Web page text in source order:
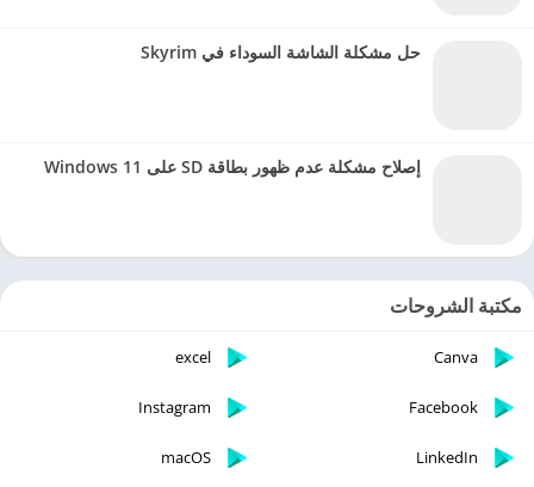
حل مشكلة الشاشة السوداء في Skyrim
إصلاح مشكلة عدم ظهور بطاقة SD على Windows 11
مكتبة الشروحات
Canva
excel
Facebook
Instagram
LinkedIn
macOS